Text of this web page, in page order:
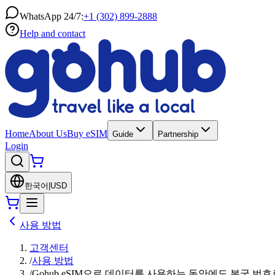
WhatsApp 24/7:+1 (302) 899-2888
Help and contact
HomeAbout UsBuy eSIM Guide Partnership
Login
한국어 USD
사용 방법
고객센터
/사용 방법